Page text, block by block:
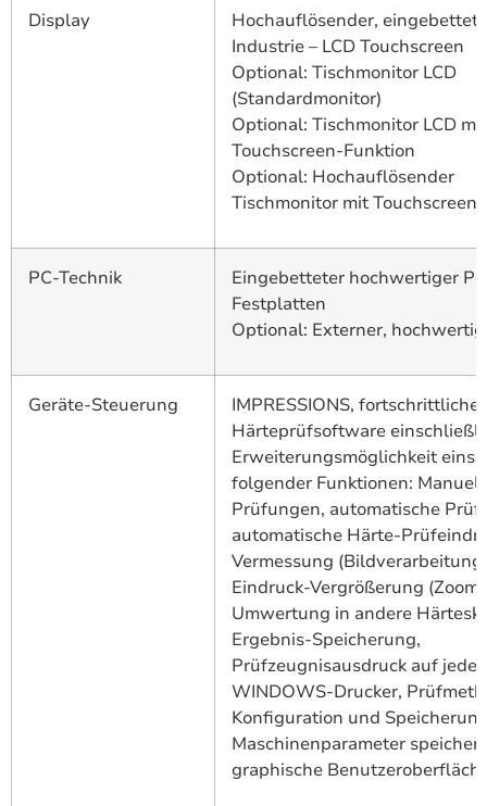
Display
Hochauflösender,
Industrie – LCD Touchscreen
Optional: Tischmonitor LCD
(Standardmonitor)
Optional: Tischmonitor LCD mit
Touchscreen-Funktion
Optional: Hochauflösender
Tischmonitor mit
PC-Technik
Eingebetteter hochwertiger
Festplatten
Optional: Externer,
Geräte-Steuerung
IMPRESSIONS, fortschrittliche
Härteprüfsoftware
Erweiterungsmöglichkeit
folgender Funktionen:
Prüfungen, automatische
automatische Härte-
Vermessung
Eindruck-Vergrößerung
Umwertung in andere
Ergebnis-Speicherung,
Prüfzeugnisausdruck auf
WINDOWS-Drucker,
Konfiguration und
Maschinenparameter
graphische